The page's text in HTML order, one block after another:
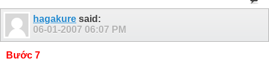
hagakure said:
06-01-2007 06:07 PM
Bước 7